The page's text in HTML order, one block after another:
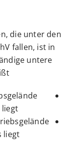
die unter den
fallen, ist in
untere